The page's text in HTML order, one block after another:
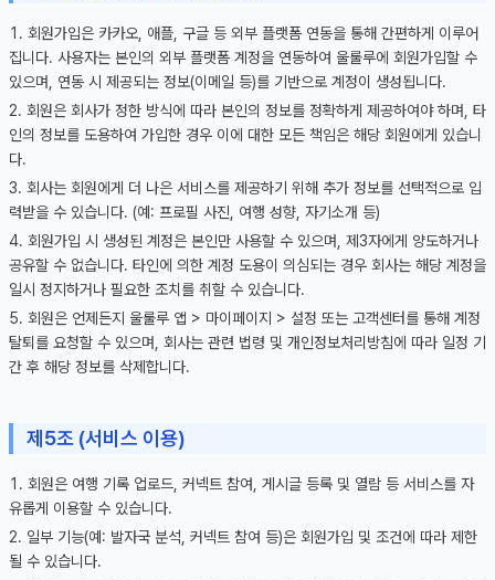
회원가입은 카카오, 애플, 구글 등 외부 플랫폼 연동을 통해 간편하게 이루어
집니다. 사용자는 본인의 외부 플랫폼 계정을 연동하여 울룰루에 회원가입할 수
있으며, 연동 시 제공되는 정보(이메일 등)를 기반으로 계정이 생성됩니다.
회원은 회사가 정한 방식에 따라 본인의 정보를 정확하게 제공하여야 하며, 타
인의 정보를 도용하여 가입한 경우 이에 대한 모든 책임은 해당 회원에게 있습니
다.
회사는 회원에게 더 나은 서비스를 제공하기 위해 추가 정보를 선택적으로 입
력받을 수 있습니다. (예: 프로필 사진, 여행 성향, 자기소개 등)
회원가입 시 생성된 계정은 본인만 사용할 수 있으며, 제3자에게 양도하거나
공유할 수 없습니다. 타인에 의한 계정 도용이 의심되는 경우 회사는 해당 계정을
일시 정지하거나 필요한 조치를 취할 수 있습니다.
회원은 언제든지 울룰루 앱 > 마이페이지 > 설정 또는 고객센터를 통해 계정
탈퇴를 요청할 수 있으며, 회사는 관련 법령 및 개인정보처리방침에 따라 일정 기
간 후 해당 정보를 삭제합니다.
제5조 (서비스 이용)
회원은 여행 기록 업로드, 커넥트 참여, 게시글 등록 및 열람 등 서비스를 자
유롭게 이용할 수 있습니다.
일부 기능(예: 발자국 분석, 커넥트 참여 등)은 회원가입 및 조건에 따라 제한
될 수 있습니다.